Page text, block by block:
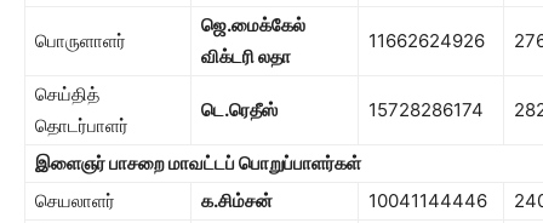
பொருளாளர்
ஜெ.மைக்கேல்
விக்டரி லதா
11662624926
செய்தித்
தொடர்பாளர்
டெ.ரெதீஸ் 15728286174
இளைஞர் பாசறைமாவட்டப் பொறுப்பாளர்கள்
செயலாளர்
க.சிம்சன் 10041144446